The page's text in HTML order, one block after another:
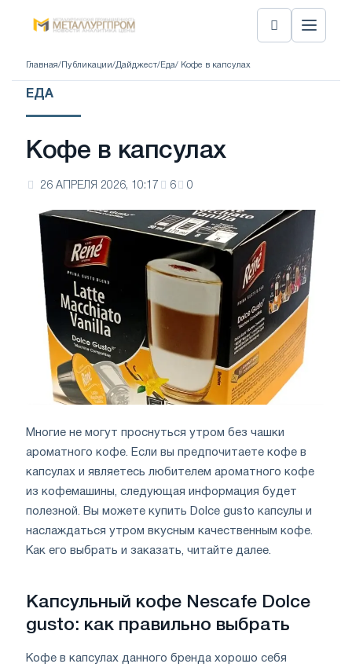
Главная/ Публикации/Дайджест/ Еда/ Кофе в капсулах
ЕДА
Кофе в капсулах
26 АПРЕЛЯ 2026, 10:17 6 0
Многие не могут проснуться утром без чашки
ароматного кофе. Если вы предпочитаете кофе в
капсулах и являетесь любителем ароматного кофе
из кофемашины, следующая информация будет
полезной. Вы можете купить Dolce gusto капсулы и
наслаждаться утром вкусным качественным кофе.
Как его выбрать и заказать, читайте далее.
Капсульный кофе Nescafe Dolce
gusto: как правильно выбрать
Кофе в капсулах данного бренда хорошо себя